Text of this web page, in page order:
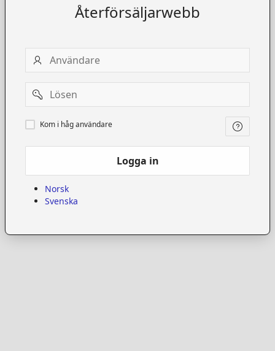
Återförsäljarwebb
Användare
Password
Kom
i
Kom i håg användare
Logga in
Norsk
Svenska